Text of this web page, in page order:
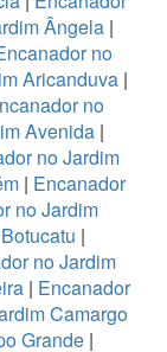
Ângela|
no
Aricanduva |
no
Avenida|
no Jardim
| Encanador
no Jardim
|
no Jardim
| Encanador
Camargo
Grande|